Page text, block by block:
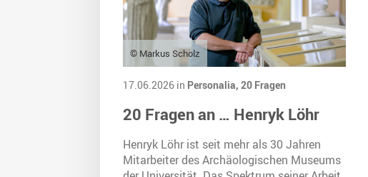
© Markus Scholz
17.06.2026 in Personalia, 20 Fragen
20 Fragen an … Henryk Löhr
Henryk Löhr ist seit mehr als 30 Jahren
Mitarbeiter des Archäologischen Museums